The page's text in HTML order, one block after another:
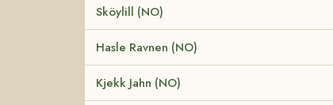
Sköylill (NO)
Hasle Ravnen (NO)
Kjekk Jahn (NO)